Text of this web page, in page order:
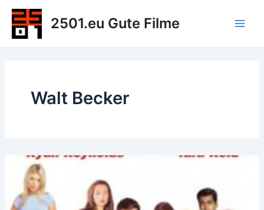
Zum
Inhalt
springen
2501.eu Gute Filme
Walt Becker